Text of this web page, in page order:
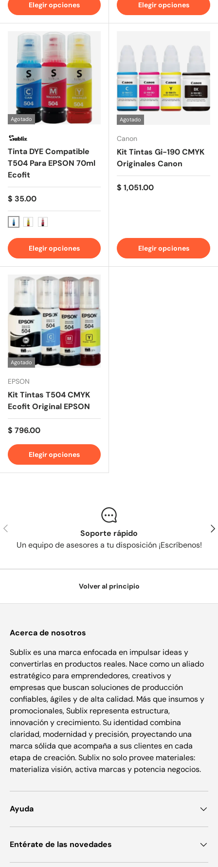
Elegir opciones Elegir opciones
Agotado
Tinta DYE Compatible
T504 Para EPSON 70ml
Ecofit
Precio normal
$ 35.00
CyanAmarilloMagenta
Elegir opciones
Agotado
Canon
Kit Tintas Gi-190 CMYK
Originales Canon
Precio normal
$ 1,051.00
Elegir opciones
Agotado
EPSON
Kit Tintas T504 CMYK
Ecofit Original EPSON
Precio normal
$ 796.00
Elegir opciones
Anterior
Soporte rápido
Un equipo de asesores a tu disposición ¡Escríbenos!
Volver al principio
Acerca de nosotros
Sublix es una marca enfocada en impulsar ideas y
convertirlas en productos reales. Nace como un aliado
estratégico para emprendedores, creativos y
empresas que buscan soluciones de producción
confiables, ágiles y de alta calidad. Más que insumos y
promocionales, Sublix representa estructura,
innovación y crecimiento. Su identidad combina
claridad, modernidad y precisión, proyectando una
marca sólida que acompaña a sus clientes en cada
etapa de creación. Sublix no solo provee materiales:
materializa visión, activa marcas y potencia negocios.
Ayuda
Entérate de las novedades